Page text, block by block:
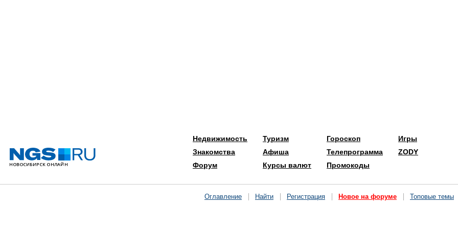
Недвижимость
Знакомства
Форум
Туризм
Афиша
Курсы валют
Гороскоп
Телепрограмма
Промокоды
Игры
ZODY
Оглавление Найти Регистрация Новое на форуме Топовые темы